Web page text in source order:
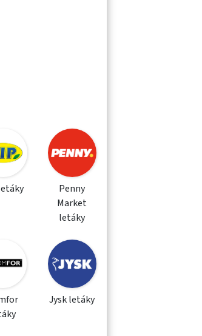
Penny
Market
letáky
Jysk letáky